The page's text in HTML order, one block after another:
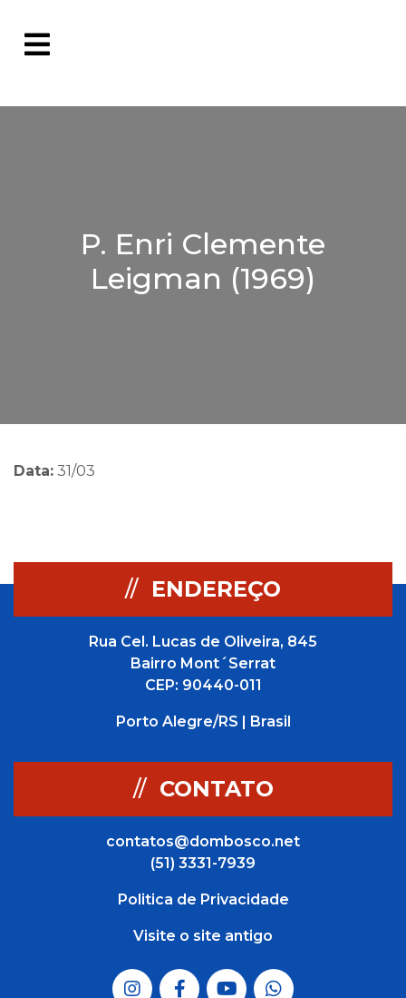
P. Enri Clemente
Leigman (1969)
Data: 31/03
// ENDEREÇO
Rua Cel. Lucas de Oliveira, 845
Bairro Mont´Serrat
CEP: 90440-011
Porto Alegre/RS | Brasil
// CONTATO
contatos@dombosco.net
(51) 3331-7939
Politica de Privacidade
Visite o site antigo